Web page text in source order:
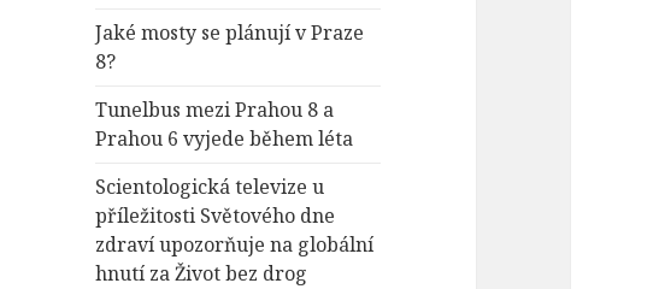
Jaké mosty se plánují v Praze
8?
Tunelbus mezi Prahou 8 a
Prahou 6 vyjede během léta
Scientologická televize u
příležitosti Světového dne
zdraví upozorňuje na globální
hnutí za Život bez drog